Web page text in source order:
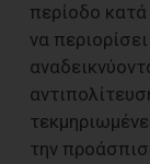
περίοδο
να
την